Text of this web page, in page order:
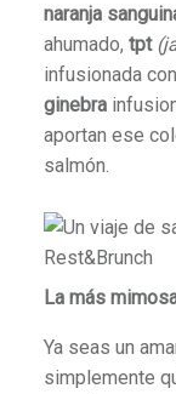
naranja
ahumado, tpt
infusionada
ginebra
aportan ese
salmón.
La más
Ya seas un
simplemente